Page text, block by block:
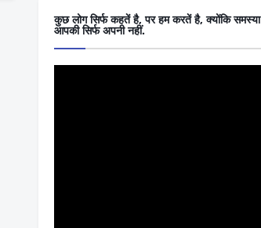
कुछ लोग सिर्फ कहतें है, पर हम करतें है, क्योंकि समस्या
आपकी सिर्फ अपनी नहीं.